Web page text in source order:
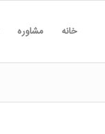
خانه مشاوره